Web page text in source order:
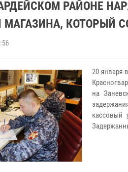
РАЙОНЕ
МАГАЗИНА, КОТОРЫЙ
20 января
на
кассовый